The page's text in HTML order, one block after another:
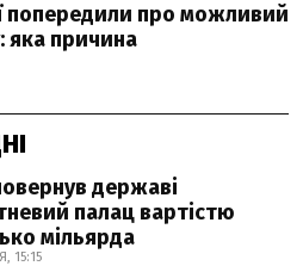
попередили про можливий
яка причина
державі
палац вартістю
мільярда
15:15